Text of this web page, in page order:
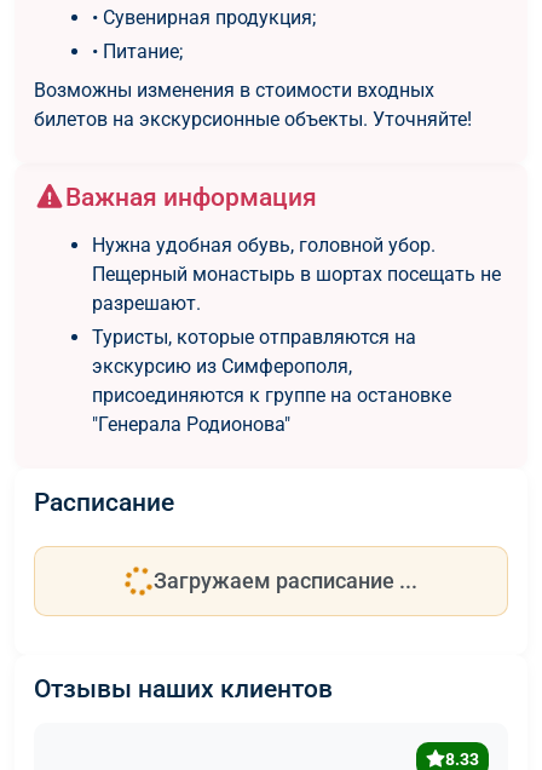
• Сувенирная продукция;
• Питание;
Возможны изменения в стоимости входных
билетов на экскурсионные объекты. Уточняйте!
Важная информация
Нужна удобная обувь, головной убор.
Пещерный монастырь в шортах посещать не
разрешают.
Туристы, которые отправляются на
экскурсию из Симферополя,
присоединяются к группе на остановке
"Генерала Родионова"
Расписание
Загружаем расписание ...
Отзывы наших клиентов
8.33